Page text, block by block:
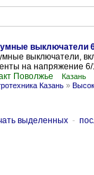
выключатели
выключатели,
на напряжение
Поволжье
Казань
Казань »
выделенных -